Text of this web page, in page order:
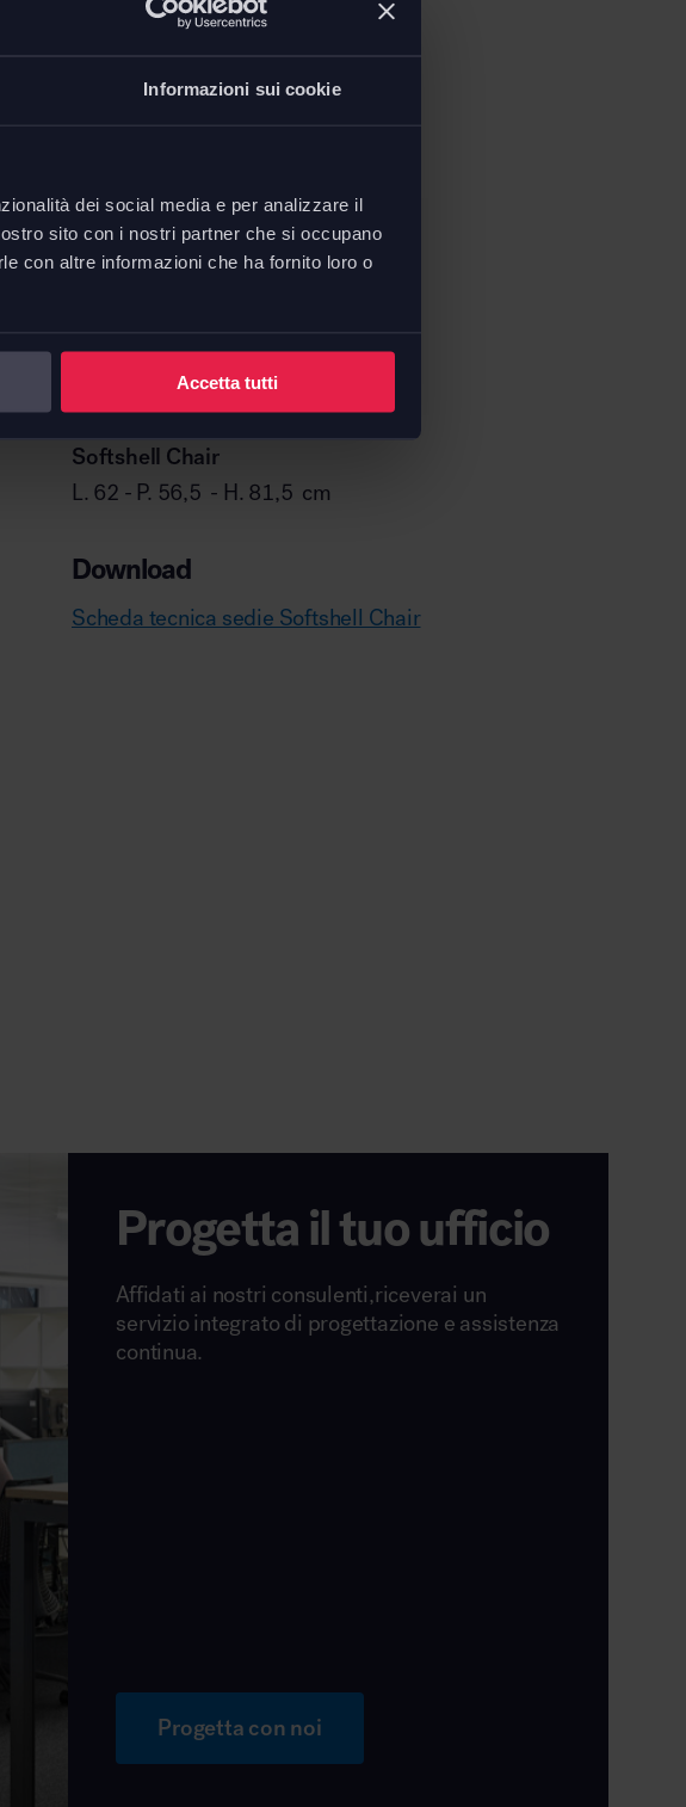
Informazioni sui cookie
dei social media e per analizzare il
sito con i nostri partner che si occupano
con altre informazioni che ha fornito loro o
Accetta tutti
Softshell Chair
L. 62 - P. 56,5 - H. 81,5 cm
Download
Scheda tecnica sedie Softshell Chair
Progetta il tuo ufficio
Affidati ai nostri consulenti,riceverai un
servizio integrato di progettazione e assistenza
continua.
Progetta con noi